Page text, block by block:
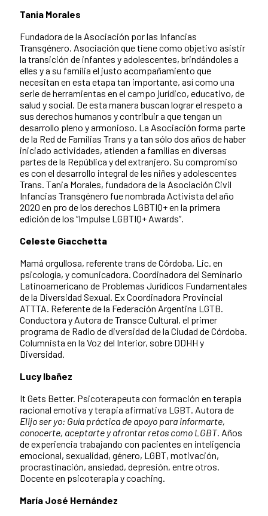
Tania Morales
Fundadora de la Asociación por las Infancias
Transgénero. Asociación que tiene como objetivo asistir
la transición de infantes y adolescentes, brindándoles a
elles y a su familia el justo acompañamiento que
necesitan en esta etapa tan importante, así como una
serie de herramientas en el campo jurídico, educativo, de
salud y social. De esta manera buscan lograr el respeto a
sus derechos humanos y contribuir a que tengan un
desarrollo pleno y armonioso. La Asociación forma parte
de la Red de Familias Trans y a tan sólo dos años de haber
iniciado actividades, atienden a familias en diversas
partes de la República y del extranjero. Su compromiso
es con el desarrollo integral de les niñes y adolescentes
Trans. Tania Morales, fundadora de la Asociación Civil
Infancias Transgénero fue nombrada Activista del año
2020 en pro de los derechos LGBTIQ+ en la primera
edición de los “Impulse LGBTIQ+ Awards”.
Celeste Giacchetta
Mamá orgullosa, referente trans de Córdoba, Lic. en
psicología, y comunicadora. Coordinadora del Seminario
Latinoamericano de Problemas Jurídicos Fundamentales
de la Diversidad Sexual. Ex Coordinadora Provincial
ATTTA. Referente de la Federación Argentina LGTB.
Conductora y Autora de Transce Cultural, el primer
programa de Radio de diversidad de la Ciudad de Córdoba.
Columnista en la Voz del Interior, sobre DDHH y
Diversidad.
Lucy Ibañez
It Gets Better. Psicoterapeuta con formación en terapia
racional emotiva y terapia afirmativa LGBT. Autora de
Elijo ser yo: Guía práctica de apoyo para informarte,
conocerte, aceptarte y afrontar retos como LGBT. Años
de experiencia trabajando con pacientes en inteligencia
emocional, sexualidad, género, LGBT, motivación,
procrastinación, ansiedad, depresión, entre otros.
Docente en psicoterapia y coaching.
María José Hernández